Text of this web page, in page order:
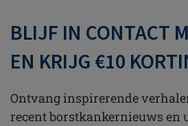
BLIJF IN CONTACT
EN KRIJG €10
Ontvang inspirerende
recent borstkankernieuws en